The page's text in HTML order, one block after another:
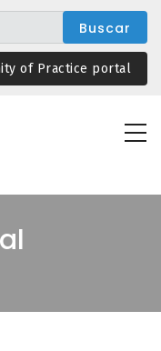
of Practice portal